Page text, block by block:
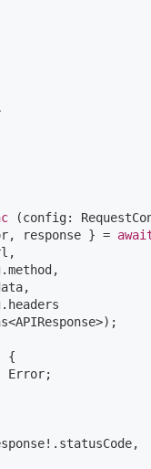
(config:
response } =
{
Error;